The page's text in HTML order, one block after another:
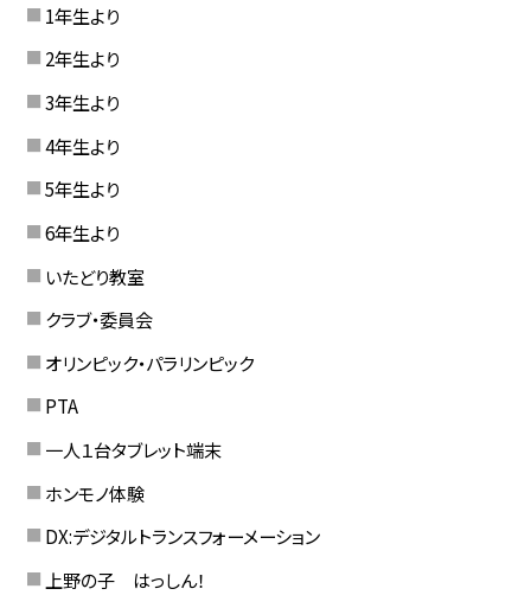
1年生より
2年生より
3年生より
4年生より
5年生より
6年生より
いたどり教室
クラブ・委員会
オリンピック・パラリンピック
PTA
一人１台タブレット端末
ホンモノ体験
DX:デジタルトランスフォーメーション
上野の子 はっしん！